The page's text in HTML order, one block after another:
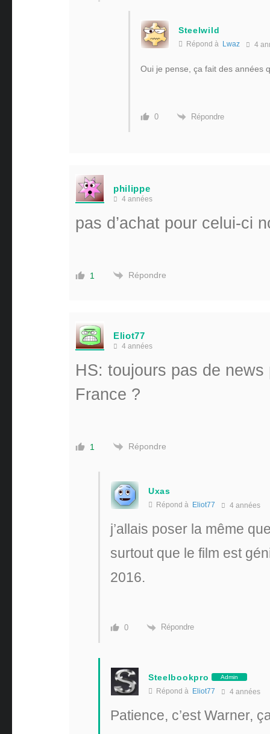
Steelwild
Répond à Lwaz 4
Oui je pense, ça fait des années
0 Répondre
philippe
4 années
pas d’achat pour celui-ci
1 Répondre
Eliot77
4 années
HS: toujours pas de
France ?
1 Répondre
Uxas
Répond à Eliot77 4 années
j’allais poser la même
surtout que le film est
2016.
0 Répondre
Steelbookpro Admin
Répond à Eliot77 4 années
Patience, c’est Warner,